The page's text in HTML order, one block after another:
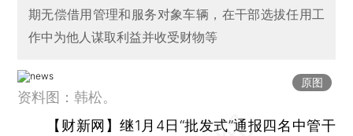
期无偿借用管理和服务对象车辆，在干部选拔任用工
作中为他人谋取利益并收受财物等
原图
资料图：韩松。
【财新网】继1月4日“批发式”通报四名中管干